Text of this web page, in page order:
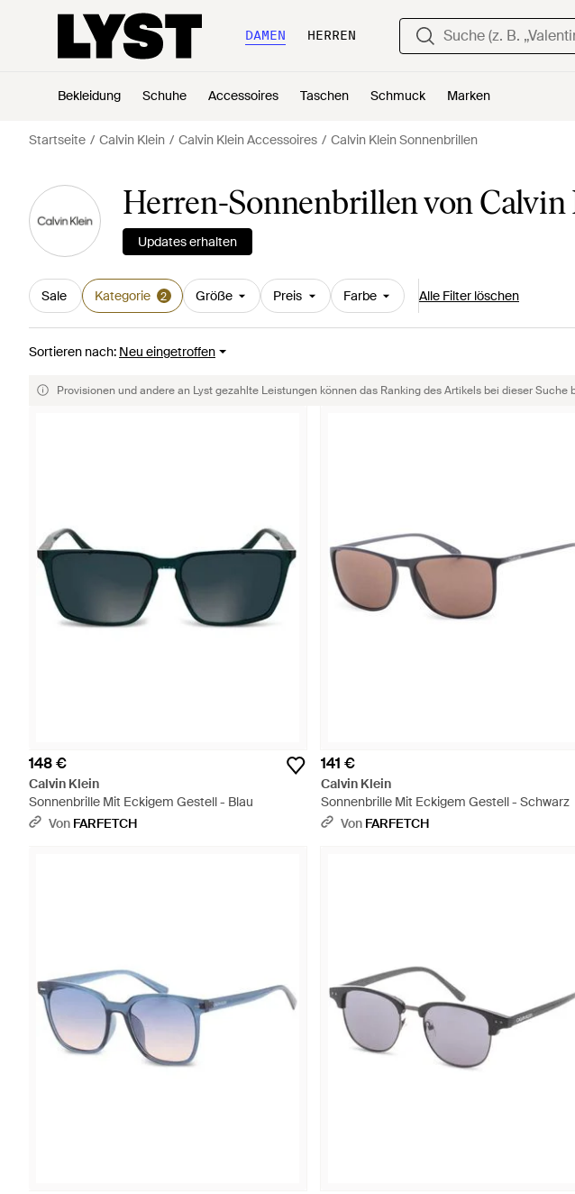
DAMEN HERREN
Bekleidung Schuhe Accessoires Taschen Schmuck Marken
Startseite Calvin Klein Calvin Klein Accessoires Calvin Klein Sonnenbrillen
Herren-Sonnenbrillen von
Updates erhalten
Sale Kategorie 2 Größe Preis Farbe Alle Filter löschen
Sortieren nach: Neu eingetroffen
Provisionen und andere an Lyst gezahlte Leistungen können das Ranking des Artikels bei dieser
148 €
Calvin Klein
Sonnenbrille Mit Eckigem Gestell - Blau
Von FARFETCH
141 €
Calvin Klein
Sonnenbrille Mit Eckigem Gestell - Schwarz
Von FARFETCH